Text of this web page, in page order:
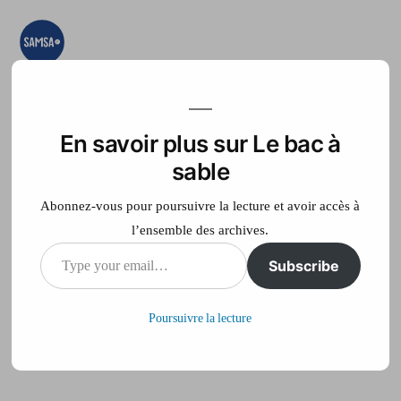
Aller
teste, on expérimente
Accueil France Télé
Prisons Infogram
En savoir plus sur Le bac à
sable
Abonnez-vous pour poursuivre la lecture et avoir accès à
l’ensemble des archives.
Type
your
Subscribe
Poursuivre la lecture